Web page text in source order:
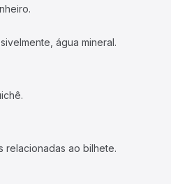
água mineral.
relacionadas ao bilhete.